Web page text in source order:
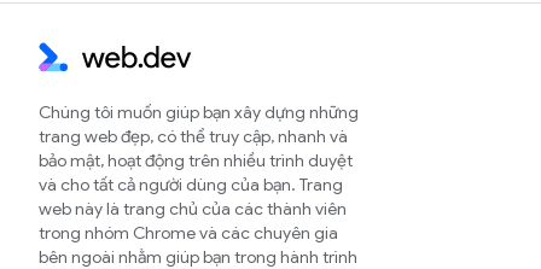
Chúng tôi muốn giúp bạn xây dựng những
trang web đẹp, có thể truy cập, nhanh và
bảo mật, hoạt động trên nhiều trình duyệt
và cho tất cả người dùng của bạn. Trang
web này là trang chủ của các thành viên
trong nhóm Chrome và các chuyên gia
bên ngoài nhằm giúp bạn trong hành trình